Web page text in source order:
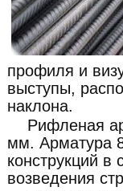
профиля и
выступы,
наклона.
Рифленая
мм. Арматура
конструкций в
возведения